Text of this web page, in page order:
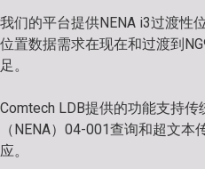
我们的平台提供NENA i3过渡性
位置数据需求在现在和过渡到
足。
Comtech LDB提供的功能支持
（NENA）04-001查询和超文
应。